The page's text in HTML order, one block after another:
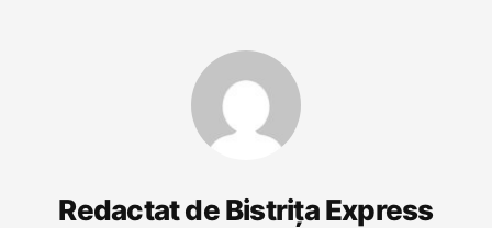
Redactat de Bistrița Express